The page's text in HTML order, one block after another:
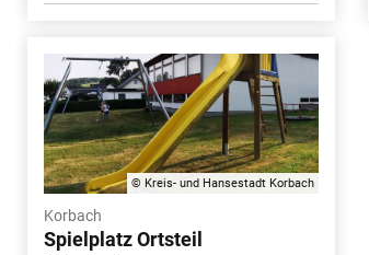
© Kreis- und Hansestadt Korbach
Korbach
Spielplatz Ortsteil